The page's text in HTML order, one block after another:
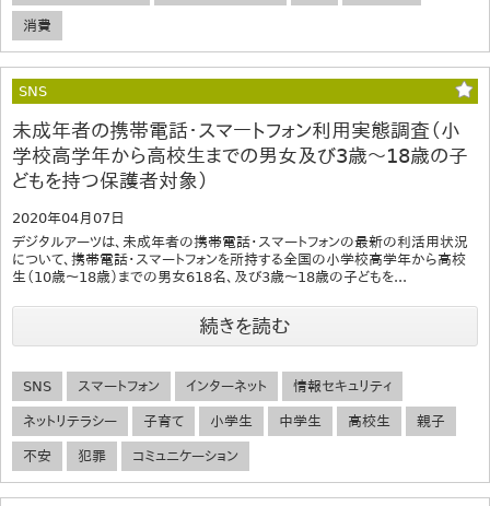
消費
SNS
未成年者の携帯電話・スマートフォン利用実態調査（小
学校高学年から高校生までの男女及び3歳～18歳の子
どもを持つ保護者対象）
2020年04月07日
デジタルアーツは、未成年者の携帯電話・スマートフォンの最新の利活用状況
について、携帯電話・スマートフォンを所持する全国の小学校高学年から高校
生（10歳～18歳）までの男女618名、及び3歳～18歳の子どもを...
続きを読む
SNS スマートフォン インターネット 情報セキュリティ
ネットリテラシー 子育て 小学生 中学生 高校生 親子
不安 犯罪 コミュニケーション